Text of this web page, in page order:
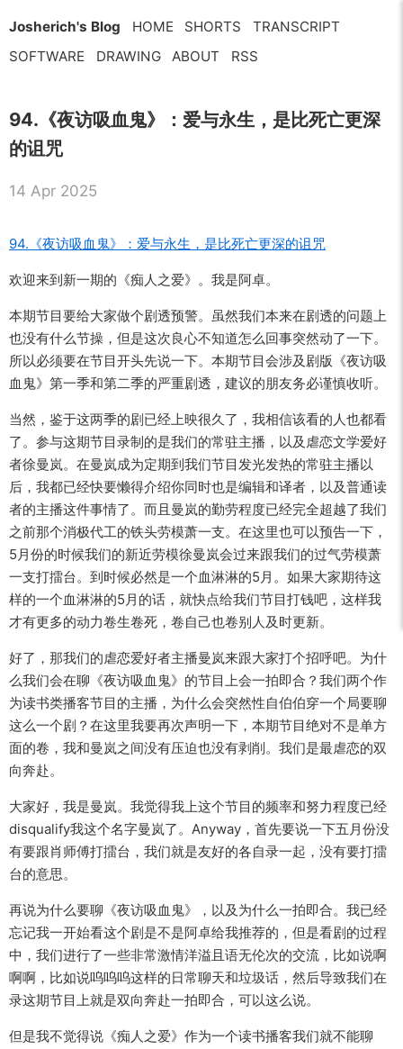
Josherich's Blog HOME SHORTS
TRANSCRIPT
SOFTWARE
DRAWING ABOUT RSS
94.《夜访吸血鬼》：爱与永生，是比死亡更深
的诅咒
14 Apr 2025
94.《夜访吸血鬼》：爱与永生，是比死亡更深的诅咒
欢迎来到新一期的《痴人之爱》。我是阿卓。
本期节目要给大家做个剧透预警。虽然我们本来在剧透的问题上
也没有什么节操，但是这次良心不知道怎么回事突然动了一下。
所以必须要在节目开头先说一下。本期节目会涉及剧版《夜访吸
血鬼》第一季和第二季的严重剧透，建议的朋友务必谨慎收听。
当然，鉴于这两季的剧已经上映很久了，我相信该看的人也都看
了。参与这期节目录制的是我们的常驻主播，以及虐恋文学爱好
者徐曼岚。在曼岚成为定期到我们节目发光发热的常驻主播以
后，我都已经快要懒得介绍你同时也是编辑和译者，以及普通读
者的主播这件事情了。而且曼岚的勤劳程度已经完全超越了我们
之前那个消极代工的铁头劳模萧一支。在这里也可以预告一下，
5月份的时候我们的新近劳模徐曼岚会过来跟我们的过气劳模萧
一支打擂台。到时候必然是一个血淋淋的5月。如果大家期待这
样的一个血淋淋的5月的话，就快点给我们节目打钱吧，这样我
才有更多的动力卷生卷死，卷自己也卷别人及时更新。
好了，那我们的虐恋爱好者主播曼岚来跟大家打个招呼吧。为什
么我们会在聊《夜访吸血鬼》的节目上会一拍即合？我们两个作
为读书类播客节目的主播，为什么会突然性自伯伯穿一个局要聊
这么一个剧？在这里我要再次声明一下，本期节目绝对不是单方
面的卷，我和曼岚之间没有压迫也没有剥削。我们是最虐恋的双
向奔赴。
大家好，我是曼岚。我觉得我上这个节目的频率和努力程度已经
disqualify我这个名字曼岚了。Anyway，首先要说一下五月份没
有要跟肖师傅打擂台，我们就是友好的各自录一起，没有要打擂
台的意思。
再说为什么要聊《夜访吸血鬼》，以及为什么一拍即合。我已经
忘记我一开始看这个剧是不是阿卓给我推荐的，但是看剧的过程
中，我们进行了一些非常激情洋溢且语无伦次的交流，比如说啊
啊啊，比如说呜呜呜这样的日常聊天和垃圾话，然后导致我们在
录这期节目上就是双向奔赴一拍即合，可以这么说。
但是我不觉得说《痴人之爱》作为一个读书播客我们就不能聊